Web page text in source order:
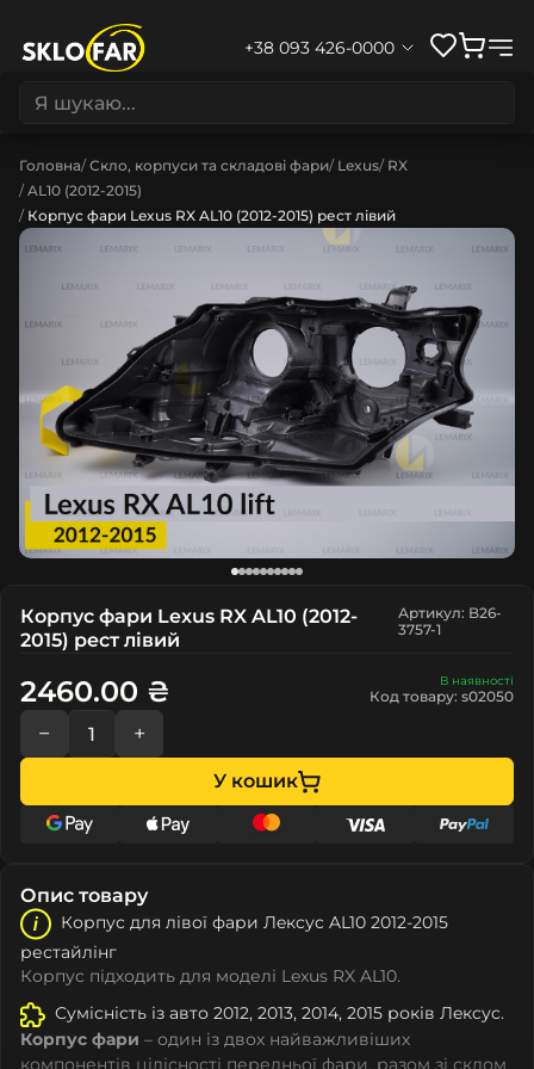
+38 093 426-0000
Головна Скло, корпуси та складові фари Lexus RX
AL10 (2012-2015)
Корпус фари Lexus RX AL10 (2012-2015) рест лівий
Корпус фари Lexus RX AL10 (2012-
2015) рест лівий
Артикул: B26-
3757-1
В наявності
Код товару: s02050
2460.00 ₴
− +
У кошик
Опис товару
Корпус для лівої фари Лeкcуc AL10 2012-2015
рестайлінг
Корпус підходить для моделі Lexus RX AL10.
Сумісність із авто 2012, 2013, 2014, 2015 років Лeкcуc.
Корпус фари – один із двох найважливіших
компонентів цілісності передньої фари, разом зі склом